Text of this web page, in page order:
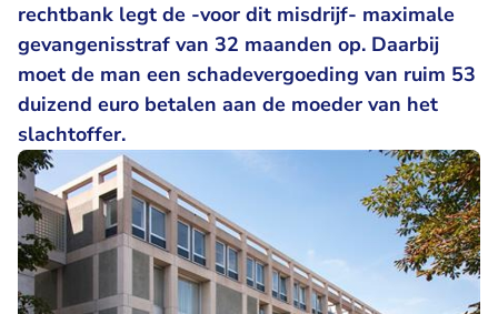
rechtbank legt de -voor dit misdrijf- maximale
gevangenisstraf van 32 maanden op. Daarbij
moet de man een schadevergoeding van ruim 53
duizend euro betalen aan de moeder van het
slachtoffer.